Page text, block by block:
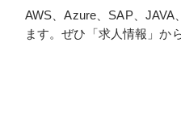
AWS、Azure、SAP、
ます。ぜひ「求人情報」か